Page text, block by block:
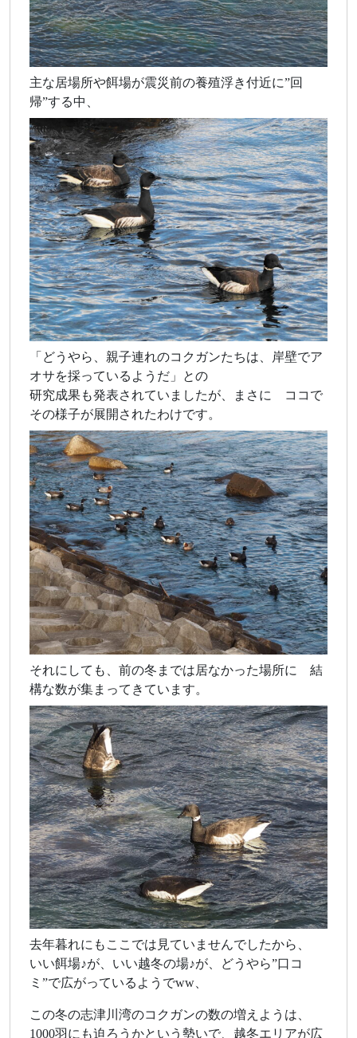
主な居場所や餌場が震災前の養殖浮き付近に”回
帰”する中、
「どうやら、親子連れのコクガンたちは、岸壁でア
オサを採っているようだ」との
研究成果も発表されていましたが、まさに ココで
その様子が展開されたわけです。
それにしても、前の冬までは居なかった場所に 結
構な数が集まってきています。
去年暮れにもここでは見ていませんでしたから、
いい餌場♪が、いい越冬の場♪が、どうやら”口コ
ミ”で広がっているようでww、
この冬の志津川湾のコクガンの数の増えようは、
1000羽にも迫ろうかという勢いで、越冬エリアが広